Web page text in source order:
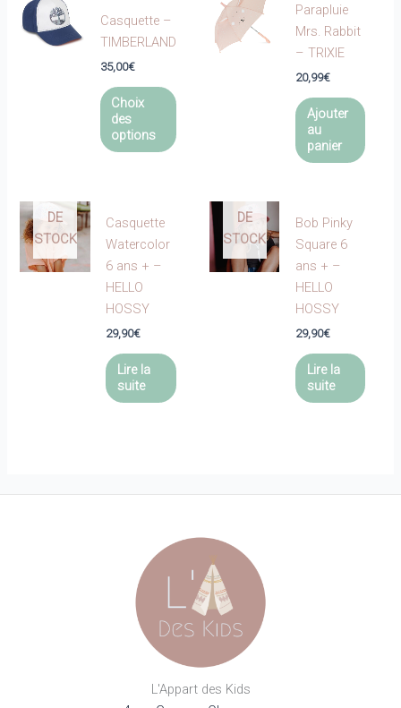
Casquette –
TIMBERLAND
35,00€
Choix
des
options
a
options
peuvent
du
produit
Parapluie
Mrs. Rabbit
– TRIXIE
20,99€
Ajouter
au
panier
DE
STOCK
Casquette
Watercolor
6 ans + –
HELLO
HOSSY
29,90€
Lire la
suite
DE
STOCK
Bob Pinky
Square 6
ans + –
HELLO
HOSSY
29,90€
Lire la
suite
L'Appart des Kids